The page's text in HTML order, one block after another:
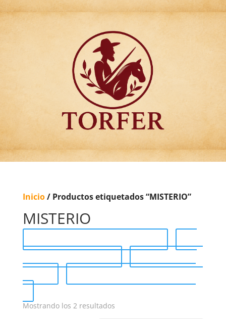
Articulos para
Regalo Torfer.
Inicio/ Productos etiquetados “MISTERIO”
MISTERIO
Mostrando los 2 resultadosOrdenado